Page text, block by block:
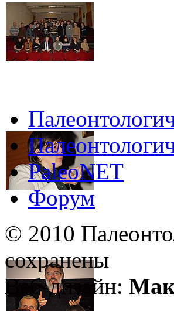
PaleoNET
Форум
© 2010
сохранены
Веб-дизайн: